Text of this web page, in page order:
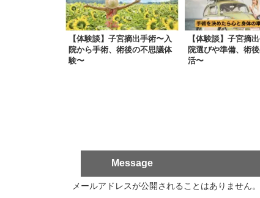
【体験談】子宮摘出手術〜入
院から手術、術後の不思議体
験〜
【体験談】子宮摘
院選びや準備、術
活〜
Message
メールアドレスが公開されることはありません。